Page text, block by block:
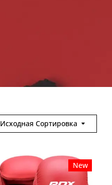
Исходная Сортировка
New